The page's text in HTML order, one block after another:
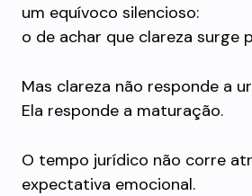
um equívoco silencioso:
o de achar que clareza surge
Mas clareza não responde a
Ela responde a maturação.
O tempo jurídico não corre
expectativa emocional.